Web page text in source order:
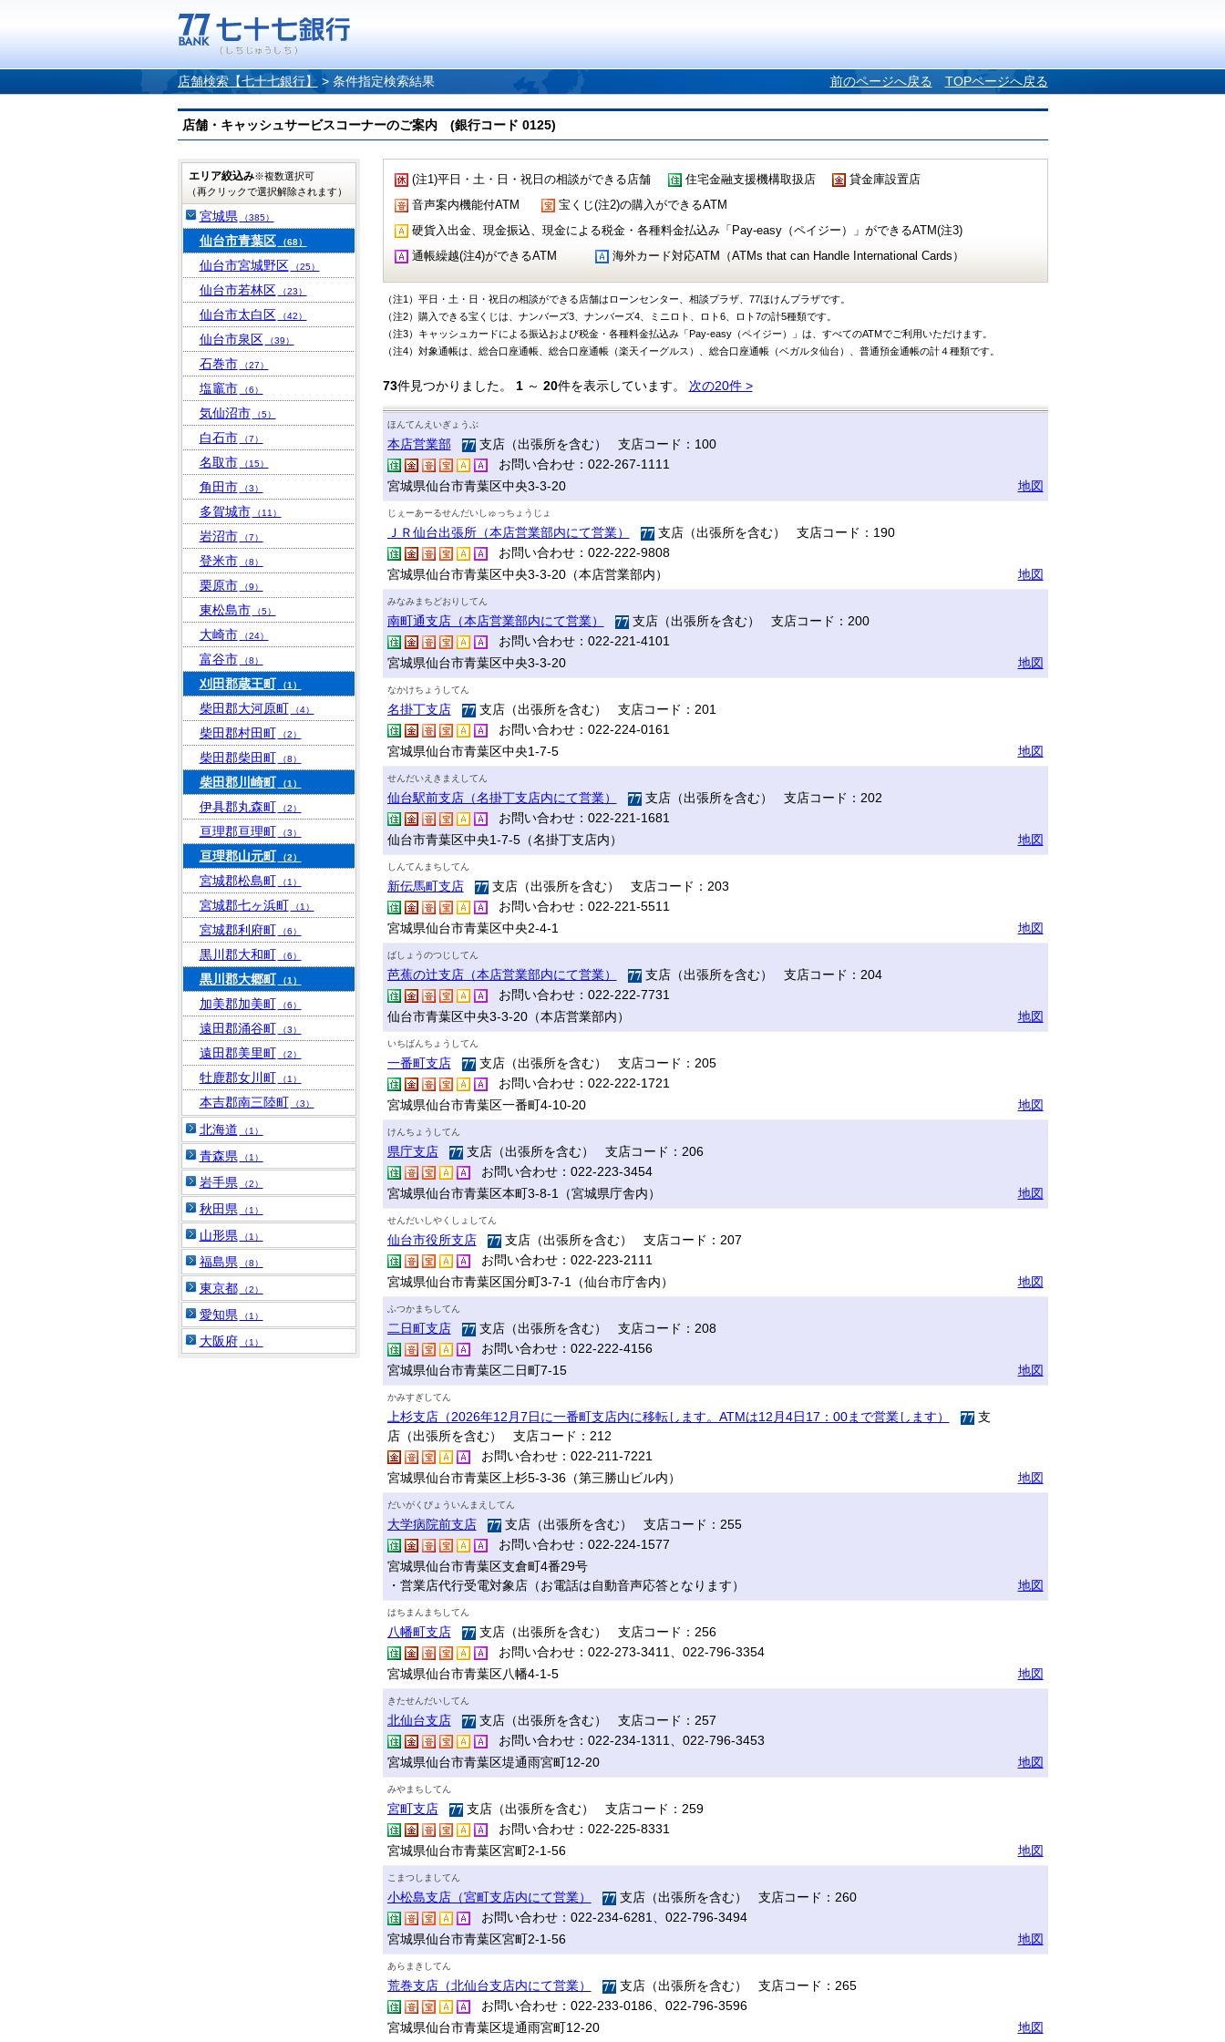
店舗検索【七十七銀行】 > 条件指定検索結果 前のページへ戻る TOPページへ戻る
店舗・キャッシュサービスコーナーのご案内 (銀行コード 0125)
(注1)平日・土・日・祝日の相談ができる店舗 住宅金融支援機構取扱店
貸金庫設置店
音声案内機能付ATM
宝くじ(注2)の購入ができるATM
硬貨入出金、現金振込、現金による税金・各種料金払込み「Pay-easy（ペイジー）」ができるATM(注3)
通帳繰越(注4)ができるATM
海外カード対応ATM（ATMs that can Handle International Cards）
（注1）平日・土・日・祝日の相談ができる店舗はローンセンター、相談プラザ、77ほけんプラザです。
（注2）購入できる宝くじは、ナンバーズ3、ナンバーズ4、ミニロト、ロト6、ロト7の計5種類です。
（注3）キャッシュカードによる振込および税金・各種料金払込み「Pay-easy（ペイジー）」は、すべてのATMでご利用いただけます。
（注4）対象通帳は、総合口座通帳、総合口座通帳（楽天イーグルス）、総合口座通帳（ベガルタ仙台）、普通預金通帳の計４種類です。
73件見つかりました。 1～ 20件を表示しています。 次の20件 >
ほんてんえいぎょうぶ
本店営業部
支店（出張所を含む） 支店コード：100
お問い合わせ：022-267-1111
宮城県仙台市青葉区中央3-3-20
地図
じぇーあーるせんだいしゅっちょうじょ
ＪＲ仙台出張所（本店営業部内にて営業）
支店（出張所を含む） 支店コード：190
お問い合わせ：022-222-9808
宮城県仙台市青葉区中央3-3-20（本店営業部内）
地図
みなみまちどおりしてん
南町通支店（本店営業部内にて営業）
支店（出張所を含む） 支店コード：200
お問い合わせ：022-221-4101
宮城県仙台市青葉区中央3-3-20
地図
なかけちょうしてん
名掛丁支店
支店（出張所を含む） 支店コード：201
お問い合わせ：022-224-0161
宮城県仙台市青葉区中央1-7-5
地図
せんだいえきまえしてん
仙台駅前支店（名掛丁支店内にて営業）
支店（出張所を含む） 支店コード：202
お問い合わせ：022-221-1681
仙台市青葉区中央1-7-5（名掛丁支店内）
地図
しんてんまちしてん
新伝馬町支店
支店（出張所を含む） 支店コード：203
お問い合わせ：022-221-5511
宮城県仙台市青葉区中央2-4-1
地図
ばしょうのつじしてん
芭蕉の辻支店（本店営業部内にて営業）
支店（出張所を含む） 支店コード：204
お問い合わせ：022-222-7731
仙台市青葉区中央3-3-20（本店営業部内）
地図
いちばんちょうしてん
一番町支店
支店（出張所を含む） 支店コード：205
お問い合わせ：022-222-1721
宮城県仙台市青葉区一番町4-10-20
地図
けんちょうしてん
県庁支店
支店（出張所を含む） 支店コード：206
お問い合わせ：022-223-3454
宮城県仙台市青葉区本町3-8-1（宮城県庁舎内）
地図
せんだいしやくしょしてん
仙台市役所支店
支店（出張所を含む） 支店コード：207
お問い合わせ：022-223-2111
宮城県仙台市青葉区国分町3-7-1（仙台市庁舎内）
地図
ふつかまちしてん
二日町支店
支店（出張所を含む） 支店コード：208
お問い合わせ：022-222-4156
宮城県仙台市青葉区二日町7-15
地図
かみすぎしてん
上杉支店（2026年12月7日に一番町支店内に移転します。ATMは12月4日17：00まで営業します）
支
店（出張所を含む） 支店コード：212
お問い合わせ：022-211-7221
宮城県仙台市青葉区上杉5-3-36（第三勝山ビル内）
地図
だいがくびょういんまえしてん
大学病院前支店
支店（出張所を含む） 支店コード：255
お問い合わせ：022-224-1577
宮城県仙台市青葉区支倉町4番29号
・営業店代行受電対象店（お電話は自動音声応答となります）
地図
はちまんまちしてん
八幡町支店
支店（出張所を含む） 支店コード：256
お問い合わせ：022-273-3411、022-796-3354
宮城県仙台市青葉区八幡4-1-5
地図
きたせんだいしてん
北仙台支店
支店（出張所を含む） 支店コード：257
お問い合わせ：022-234-1311、022-796-3453
宮城県仙台市青葉区堤通雨宮町12-20
地図
みやまちしてん
宮町支店
支店（出張所を含む） 支店コード：259
お問い合わせ：022-225-8331
宮城県仙台市青葉区宮町2-1-56
地図
こまつしましてん
小松島支店（宮町支店内にて営業）
支店（出張所を含む） 支店コード：260
お問い合わせ：022-234-6281、022-796-3494
宮城県仙台市青葉区宮町2-1-56
地図
あらまきしてん
荒巻支店（北仙台支店内にて営業）
支店（出張所を含む） 支店コード：265
お問い合わせ：022-233-0186、022-796-3596
宮城県仙台市青葉区堤通雨宮町12-20
地図
エリア絞込み※複数選択可
（再クリックで選択解除されます）
宮城県 （385）
仙台市青葉区 （68）
仙台市宮城野区 （25）
仙台市若林区 （23）
仙台市太白区 （42）
仙台市泉区 （39）
石巻市 （27）
塩竈市 （6）
気仙沼市 （5）
白石市 （7）
名取市 （15）
角田市 （3）
多賀城市 （11）
岩沼市 （7）
登米市 （8）
栗原市 （9）
東松島市 （5）
大崎市 （24）
富谷市 （8）
刈田郡蔵王町 （1）
柴田郡大河原町 （4）
柴田郡村田町 （2）
柴田郡柴田町 （8）
柴田郡川崎町 （1）
伊具郡丸森町 （2）
亘理郡亘理町 （3）
亘理郡山元町 （2）
宮城郡松島町 （1）
宮城郡七ヶ浜町 （1）
宮城郡利府町 （6）
黒川郡大和町 （6）
黒川郡大郷町 （1）
加美郡加美町 （6）
遠田郡涌谷町 （3）
遠田郡美里町 （2）
牡鹿郡女川町 （1）
本吉郡南三陸町 （3）
北海道 （1）
青森県 （1）
岩手県 （2）
秋田県 （1）
山形県 （1）
福島県 （8）
東京都 （2）
愛知県 （1）
大阪府 （1）